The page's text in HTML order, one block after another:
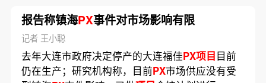
报告称镇海PX事件对市场影响有限
记者 王小聪
去年大连市政府决定停产的大连福佳PX项目目前
仍在生产；研究机构称，目前PX市场供应没有受